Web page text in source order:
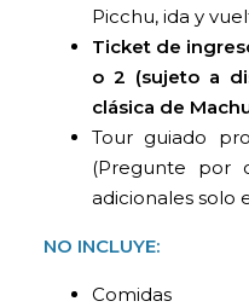
Picchu, ida y
Ticket de
o 2 (sujeto a
clásica de
Tour guiado
(Pregunte por
adicionales solo
NO INCLUYE:
Comidas